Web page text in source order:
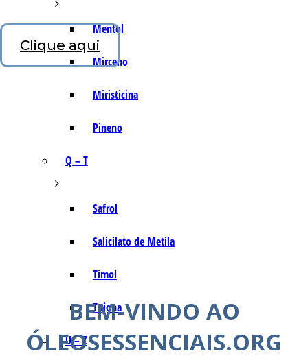
Mentol
Mirceno
Miristicina
Pineno
Q – T
Safrol
Salicilato de Metila
Timol
Tujona
U – Z
Clique aqui
BEM-VINDO AO
ÓLEOSESSENCIAIS.ORG